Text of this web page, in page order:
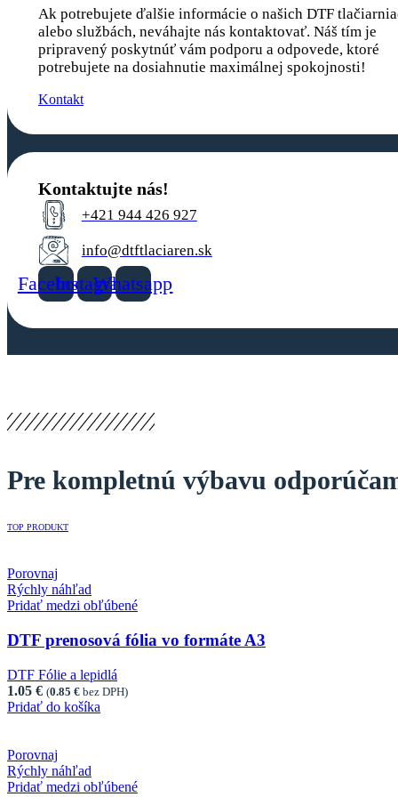
Ak potrebujete ďalšie informácie o našich DTF
alebo službách, neváhajte nás kontaktovať. Náš tím je
pripravený poskytnúť vám podporu a odpovede, ktoré
potrebujete na dosiahnutie maximálnej spokojnosti!
Kontakt
Kontaktujte nás!
+421 944 426 927
info@dtftlaciaren.sk
FacebookInstagramWhatsapp
Pre kompletnú výbavu
TOP PRODUKT
Porovnaj
Rýchly náhľad
Pridať medzi obľúbené
DTF prenosová fólia vo formáte A3
DTF Fólie a lepidlá
1.05 € (0.85 € bez DPH)
Pridať do košíka
Porovnaj
Rýchly náhľad
Pridať medzi obľúbené